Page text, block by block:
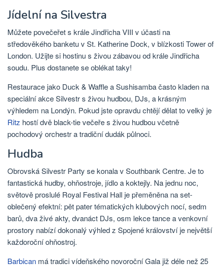
Jídelní na Silvestra
Můžete povečeřet s krále Jindřicha VIII v účasti na
středověkého banketu v St. Katherine Dock, v blízkosti Tower of
London. Užijte si hostinu s živou zábavou od krále Jindřicha
soudu. Plus dostanete se oblékat taky!
Restaurace jako Duck & Waffle a Sushisamba často kladen na
speciální akce Silvestr s živou hudbou, DJs, a krásným
výhledem na Londýn. Pokud jste opravdu chtějí dělat to velký je
Ritz hostí dvě black-tie večeře s živou hudbou včetně
pochodový orchestr a tradiční dudák půlnoci.
Hudba
Obrovská Silvestr Party se konala v Southbank Centre. Je to
fantastická hudby, ohňostroje, jídlo a koktejly. Na jednu noc,
světově proslulé Royal Festival Hall je přeměněna na set-
oblečený efektní: pět pater tématických klubových nocí, sedm
barů, dva živé akty, dvanáct DJs, osm lekce tance a venkovní
prostory nabízí dokonalý výhled z Spojené království je největší
každoroční ohňostroj.
Barbican má tradici vídeňského novoroční Gala již déle než 25